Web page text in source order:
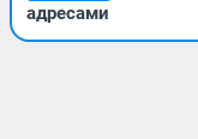
адресами